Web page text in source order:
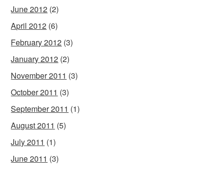
June 2012 (2)
April 2012 (6)
February 2012 (3)
January 2012 (2)
November 2011 (3)
October 2011 (3)
September 2011 (1)
August 2011 (5)
July 2011 (1)
June 2011 (3)